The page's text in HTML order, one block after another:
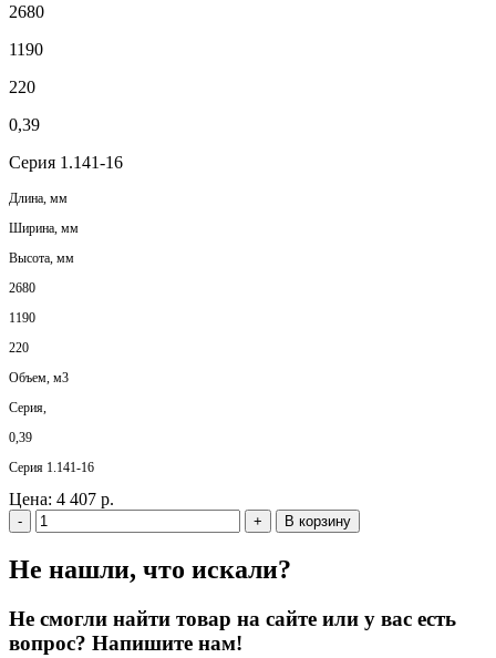
2680
1190
220
0,39
Серия 1.141-16
Длина, мм
Ширина, мм
Высота, мм
2680
1190
220
Объем, м3
Серия,
0,39
Серия 1.141-16
Цена: 4 407 р.
- + В корзину
Не нашли, что искали?
Не смогли найти товар на сайте или у вас есть
вопрос? Напишите нам!